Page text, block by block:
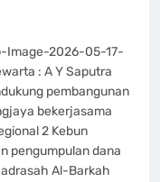
2026-05-17-
: A Y Saputra
pembangunan
bekerjasama
2 Kebun
pengumpulan dana
Al-Barkah